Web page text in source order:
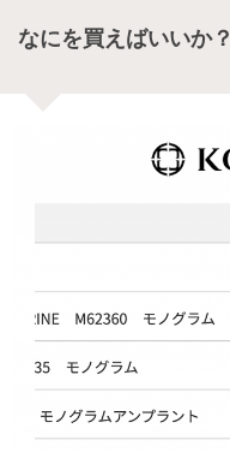
なにを買えばいいか？